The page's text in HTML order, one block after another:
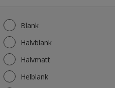
Blank
Halvblank
Halvmatt
Helblank